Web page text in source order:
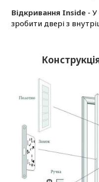
Відкривання Inside- У
зробити двері з